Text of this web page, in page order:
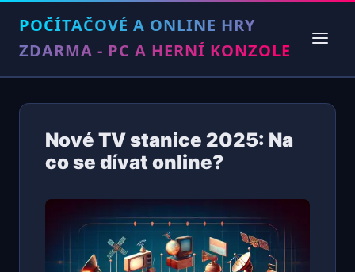
POČÍTAČOVÉ A ONLINE HRY
ZDARMA - PC A HERNÍ KONZOLE
Nové TV stanice 2025: Na
co se dívat online?